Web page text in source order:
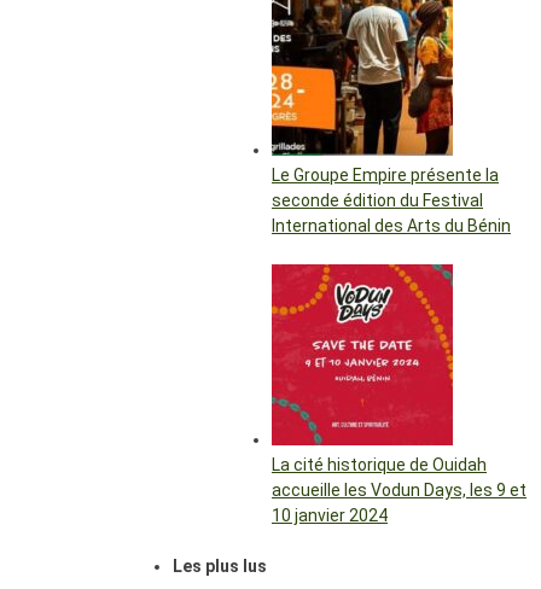
Le Groupe Empire présente la
seconde édition du Festival
International des Arts du Bénin
La cité historique de Ouidah
accueille les Vodun Days, les 9 et
10 janvier 2024
Les plus lus